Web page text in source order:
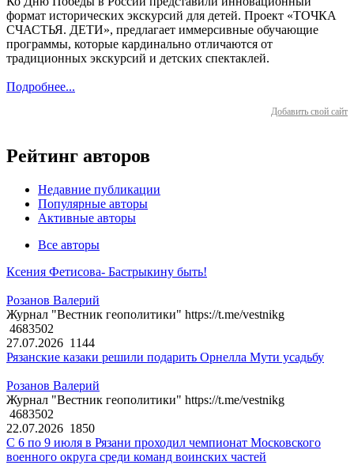
формат исторических экскурсий для детей. Проект «ТОЧКА
СЧАСТЬЯ. ДЕТИ», предлагает иммерсивные обучающие
программы, которые кардинально отличаются от
традиционных экскурсий и детских спектаклей.
Подробнее...
Добавить свой сайт
Рейтинг авторов
Недавние публикации
Популярные авторы
Активные авторы
Все авторы
Ксения Фетисова- Бастрыкину быть!
Розанов Валерий
Журнал "Вестник геополитики" https://t.me/vestnikg
4683502
27.07.2026 1144
Рязанские казаки решили подарить Орнелла Мути усадьбу
Розанов Валерий
Журнал "Вестник геополитики" https://t.me/vestnikg
4683502
22.07.2026 1850
С 6 по 9 июля в Рязани проходил чемпионат Московского
военного округа среди команд воинских частей